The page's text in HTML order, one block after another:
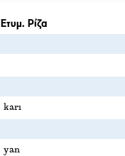
Ετυμ. Ρίζα
karı
yan